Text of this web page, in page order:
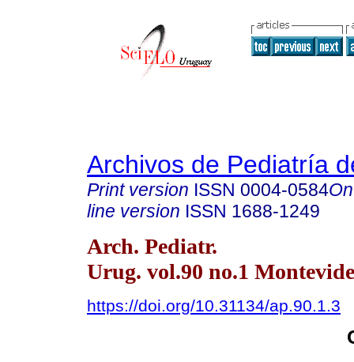
Archivos de Pediatría
Print version ISSN 0004-0584
line version ISSN 1688-1249
Arch. Pediatr.
Urug. vol.90 no.1
https://doi.org/10.31134/ap.90.1.3